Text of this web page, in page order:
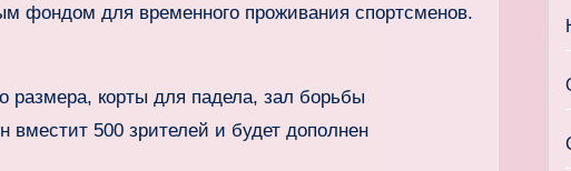
фондом для временного проживания спортсменов.
размера, корты для падела, зал борьбы
500 зрителей и будет дополнен